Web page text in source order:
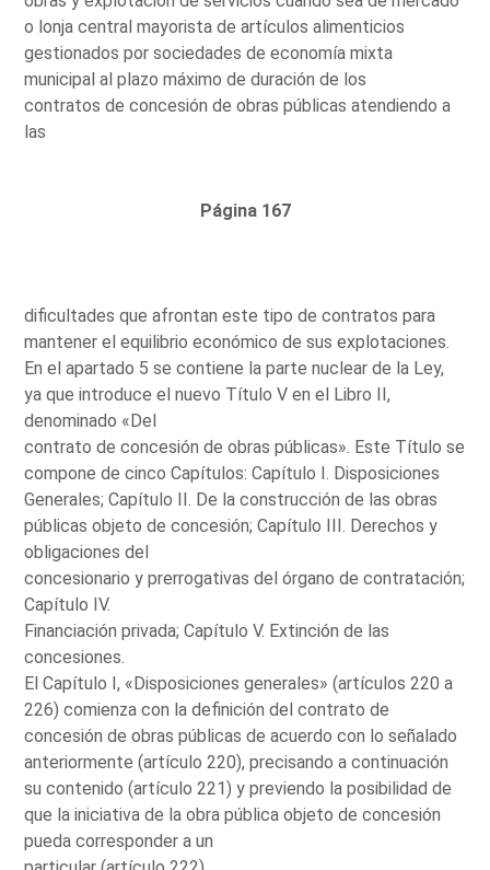
o lonja central mayorista de artículos alimenticios
gestionados por sociedades de economía mixta
municipal al plazo máximo de duración de los
contratos de concesión de obras públicas atendiendo a
las
Página 167
dificultades que afrontan este tipo de contratos para
mantener el equilibrio económico de sus explotaciones.
En el apartado 5 se contiene la parte nuclear de la Ley,
ya que introduce el nuevo Título V en el Libro II,
denominado «Del
contrato de concesión de obras públicas». Este Título se
compone de cinco Capítulos: Capítulo I. Disposiciones
Generales; Capítulo II. De la construcción de las obras
públicas objeto de concesión; Capítulo III. Derechos y
obligaciones del
concesionario y prerrogativas del órgano de contratación;
Capítulo IV.
Financiación privada; Capítulo V. Extinción de las
concesiones.
El Capítulo I, «Disposiciones generales» (artículos 220 a
226) comienza con la definición del contrato de
concesión de obras públicas de acuerdo con lo señalado
anteriormente (artículo 220), precisando a continuación
su contenido (artículo 221) y previendo la posibilidad de
que la iniciativa de la obra pública objeto de concesión
pueda corresponder a un